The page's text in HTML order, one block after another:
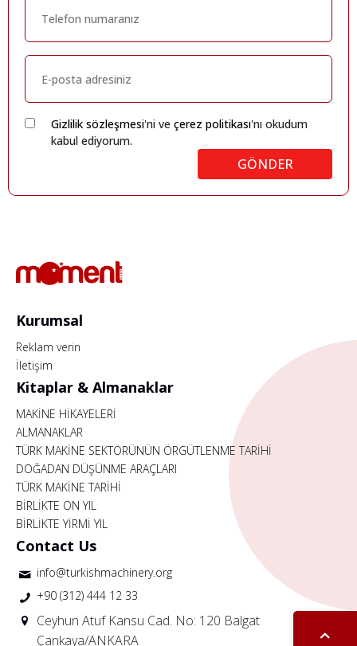
Gizlilik sözleşmesi'ni ve çerez politikası'nı okudum
kabul ediyorum.
GÖNDER
Kurumsal
Reklam verin
İletişim
Kitaplar & Almanaklar
MAKİNE HİKAYELERİ
ALMANAKLAR
TÜRK MAKİNE SEKTÖRÜNÜN ÖRGÜTLENME TARİHİ
DOĞADAN DÜŞÜNME ARAÇLARI
TÜRK MAKİNE TARİHİ
BİRLİKTE ON YIL
BİRLİKTE YİRMİ YIL
Contact Us
info@turkishmachinery.org
+90 (312) 444 12 33
Ceyhun Atuf Kansu Cad. No: 120 Balgat
Çankaya/ANKARA